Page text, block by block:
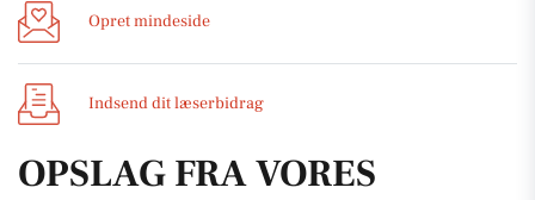
Opret mindeside
Indsend dit læserbidrag
OPSLAG FRA VORES